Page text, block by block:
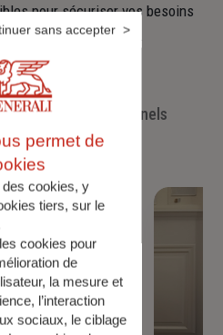
pour sécuriser vos besoins
ceux de demain.
Pour les professionnels
permet de
cookies, y
tiers, sur le
cookies pour
de
la mesure et
l’interaction
sociaux, le ciblage
sans accepter